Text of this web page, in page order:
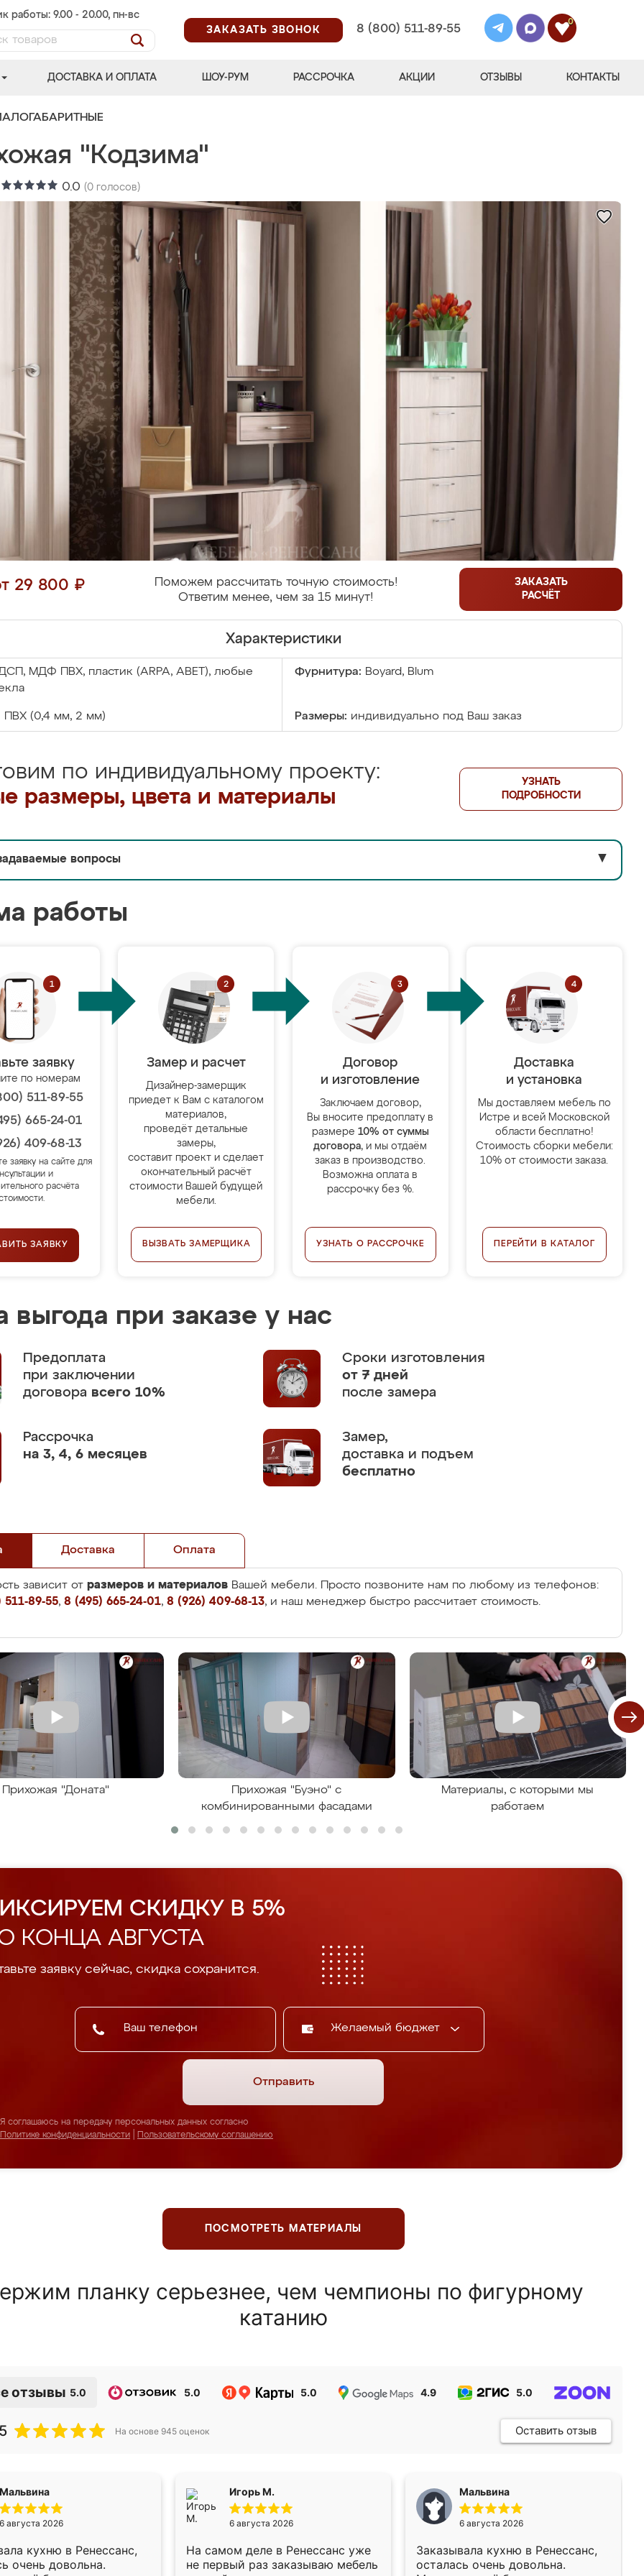
работы: 9.00 - 20.00, пн-вс
ЗАКАЗАТЬ ЗВОНОК
8 (800) 511-89-55
0
ДОСТАВКА И ОПЛАТА ШОУ-РУМ РАССРОЧКА АКЦИИ ОТЗЫВЫ КОНТАКТЫ
"Кодзима"
0.0 (0 голосов)
29 800 ₽
Поможем рассчитать точную стоимость!
Ответим менее, чем за 15 минут!
ЗАКАЗАТЬ
РАСЧЁТ
Характеристики
МДФ ПВХ, пластик (ARPA, ABET), любые
Фурнитура: Boyard, Blum
ПВХ (0,4 мм, 2 мм) Размеры: индивидуально под Ваш заказ
по индивидуальному проекту:
размеры, цвета и материалы
УЗНАТЬ
ПОДРОБНОСТИ
вопросы ▼
работы
заявку
по номерам
511-89-55
665-24-01
409-68-13
заявку на сайте для
и
расчёта
ЗАЯВКУ
Замер и расчет
Дизайнер-замерщик
приедет к Вам с каталогом
материалов,
проведёт детальные
замеры,
составит проект и сделает
окончательный расчёт
стоимости Вашей будущей
мебели.
ВЫЗВАТЬ ЗАМЕРЩИКА
Договор
и изготовление
Заключаем договор,
Вы вносите предоплату в
размере 10% от суммы
договора, и мы отдаём
заказ в производство.
Возможна оплата в
рассрочку без %.
УЗНАТЬ О РАССРОЧКЕ
Доставка
и установка
Мы доставляем мебель по
Истре и всей Московской
области бесплатно!
Стоимость сборки мебели:
10% от стоимости заказа.
ПЕРЕЙТИ В КАТАЛОГ
выгода при заказе у нас
Предоплата
при заключении
договора всего 10%
Сроки изготовления
от 7 дней
после замера
Рассрочка
на 3, 4, 6 месяцев
Замер,
доставка и подъем
бесплатно
Доставка Оплата
зависит от размеров и материалов Вашей мебели. Просто позвоните нам по любому из телефонов:
89-55, 8 (495) 665-24-01, 8 (926) 409-68-13, и наш менеджер быстро рассчитает стоимость.
Прихожая "Доната"
Прихожая "Буэно" с
комбинированными фасадами
Материалы, с которыми мы
работаем
СКИДКУ В 5%
КОНЦА АВГУСТА
заявку сейчас, скидка сохранится.
Желаемый бюджет
Отправить
Я соглашаюсь на передачу персональных данных согласно
Политике конфиденциальности
Пользовательскому соглашению
ПОСМОТРЕТЬ МАТЕРИАЛЫ
планку серьезнее, чем чемпионы по фигурному
катанию
отзывы 5.0 5.0 5.0 4.9 5.0
На основе 945 оценок Оставить отзыв
Мальвина
6 августа 2026
кухню в Ренессанс,
очень довольна.
Игорь М.
6 августа 2026
На самом деле в Ренессанс уже
не первый раз заказываю мебель
Мальвина
6 августа 2026
Заказывала кухню в Ренессанс,
осталась очень довольна.